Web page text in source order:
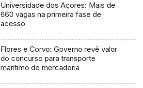
Universidade dos Açores: Mais de
660 vagas na primeira fase de
acesso
Flores e Corvo: Governo revê valor
do concurso para transporte
marítimo de mercadoria